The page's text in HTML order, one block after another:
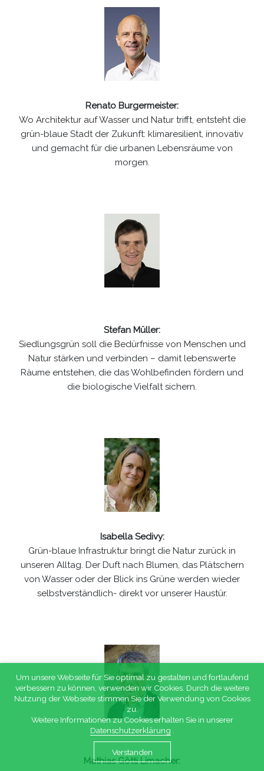
Renato Burgermeister:
Wo Architektur auf Wasser und Natur trifft, entsteht die
grün-blaue Stadt der Zukunft: klimaresilient, innovativ
und gemacht für die urbanen Lebensräume von
morgen.
Stefan Müller:
Siedlungsgrün soll die Bedürfnisse von Menschen und
Natur stärken und verbinden – damit lebenswerte
Räume entstehen, die das Wohlbefinden fördern und
die biologische Vielfalt sichern.
Isabella Sedivy:
Grün-blaue Infrastruktur bringt die Natur zurück in
unseren Alltag. Der Duft nach Blumen, das Plätschern
von Wasser oder der Blick ins Grüne werden wieder
selbstverständlich- direkt vor unserer Haustür.
Mathias Götti Limacher:
Um unsere Webseite für Sie optimal zu gestalten und fortlaufend
verbessern zu können, verwenden wir Cookies. Durch die weitere
Nutzung der Webseite stimmen Sie der Verwendung von Cookies
zu.
Weitere Informationen zu Cookies erhalten Sie in unserer
Datenschutzerklärung
Verstanden